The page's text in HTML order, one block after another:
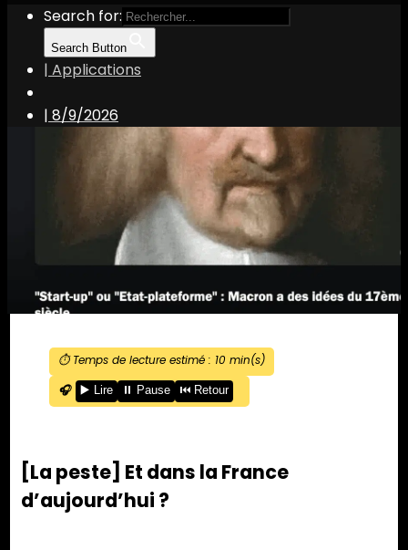
Search for:
Search Button
| Applications
| 8/9/2026
⏱️ Temps de lecture estimé : 10 min(s)
🎧
▶️ Lire ⏸️ Pause ⏮️ Retour
[La peste] Et dans la France
d’aujourd’hui ?